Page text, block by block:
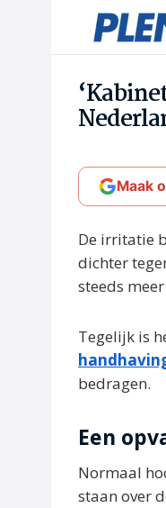
Maak
De irritatie
dichter
steeds
Tegelijk is
bedragen.
Een
Normaal
staan over